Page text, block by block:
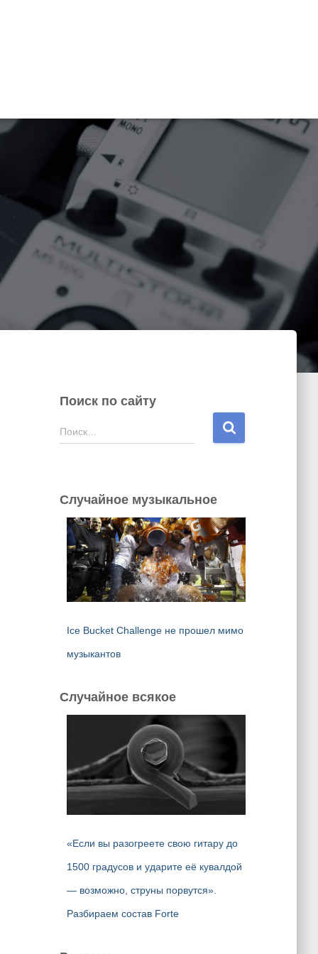
Поиск по сайту
Н
а
:
Поиск…
Случайное музыкальное
Ice Bucket Challenge не прошел мимо
музыкантов
Случайное всякое
«Если вы разогреете свою гитару до
1500 градусов и ударите её кувалдой
— возможно, струны порвутся».
Разбираем состав Forte